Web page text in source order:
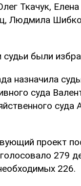
Ткачук,
Людмила
судьи были
назначила
суда
суда
проект
279
226.